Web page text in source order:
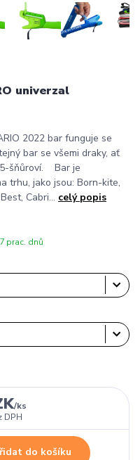
univerzal
2022 bar funguje se
bar se všemi draky, ať
5-šňůroví. Bar je
trhu, jako jsou: Born-kite,
Cabri... celý popis
prac. dnů
/ks
DPH
do košíku